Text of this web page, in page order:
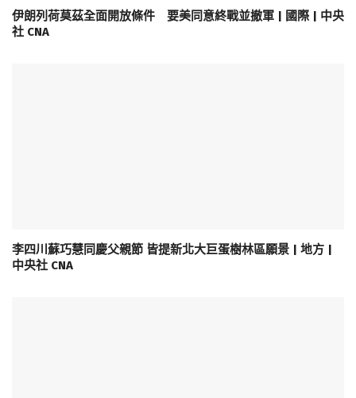
伊朗列荷莫茲全面開放條件 要美同意終戰並撤軍 | 國際 | 中央
社 CNA
李四川蘇巧慧同慶父親節 皆提新北大巨蛋樹林區願景 | 地方 |
中央社 CNA